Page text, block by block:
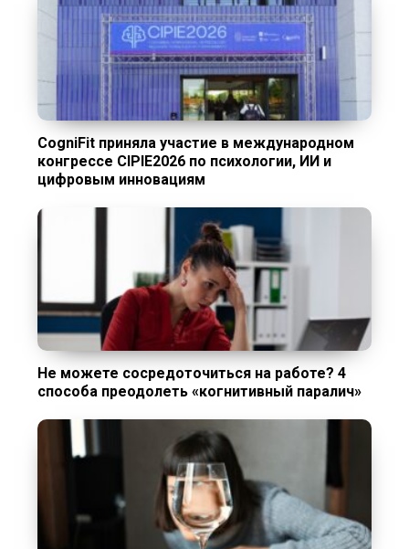
CogniFit приняла участие в международном
конгрессе CIPIE2026 по психологии, ИИ и
цифровым инновациям
Не можете сосредоточиться на работе? 4
способа преодолеть «когнитивный паралич»